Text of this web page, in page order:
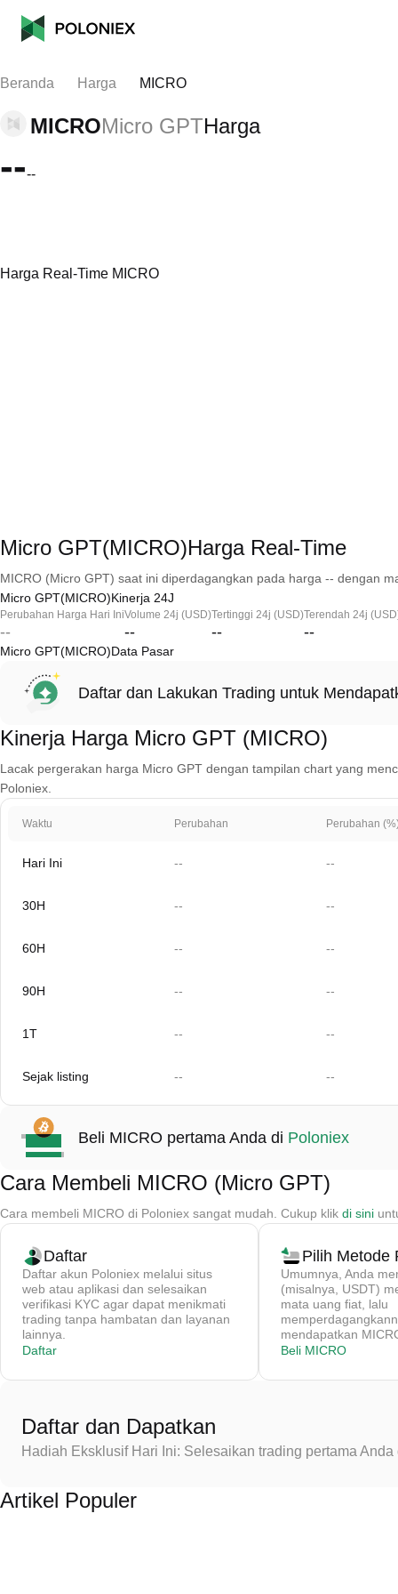
Beranda Harga MICRO
MICROMicro GPTHarga
----
Harga Real-Time MICRO
Micro GPT(MICRO)Harga Real-Time
MICRO (Micro GPT) saat ini diperdagangkan pada harga -- dengan
Micro GPT(MICRO)Kinerja 24J
Perubahan Harga Hari Ini
--
Volume 24j (USD)
--
Tertinggi 24j (USD)
--
Terendah 24j
--
Micro GPT(MICRO)Data Pasar
Daftar dan Lakukan Trading untuk
Kinerja Harga Micro GPT (MICRO)
Lacak pergerakan harga Micro GPT dengan tampilan chart yang
Poloniex.
Waktu Perubahan Perubahan
Hari Ini -- --
30H -- --
60H -- --
90H -- --
1T -- --
Sejak listing -- --
Beli MICRO pertama Anda di Poloniex
Cara Membeli MICRO (Micro GPT)
Cara membeli MICRO di Poloniex sangat mudah. Cukup klik di sini
Daftar
Daftar akun Poloniex melalui situs
web atau aplikasi dan selesaikan
verifikasi KYC agar dapat menikmati
trading tanpa hambatan dan layanan
lainnya.
Daftar
Pilih Metode
Umumnya, Anda
(misalnya, USDT)
mata uang fiat, lalu
mendapatkan
Beli MICRO
Daftar dan Dapatkan
Hadiah Eksklusif Hari Ini: Selesaikan trading pertama
Artikel Populer